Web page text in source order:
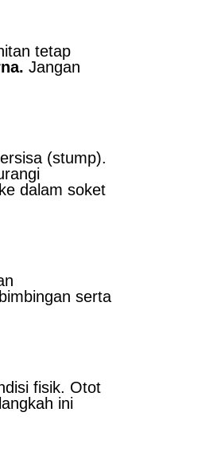
tetap
Jangan
(stump).
dalam soket
serta
fisik. Otot
ini